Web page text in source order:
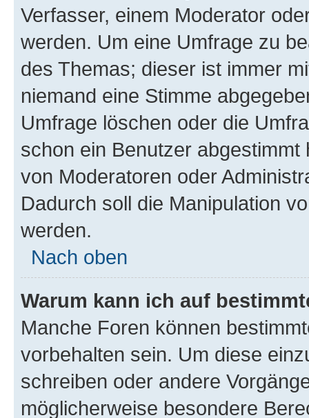
Verfasser, einem Moderator
werden. Um eine Umfrage zu
des Themas; dieser ist immer
niemand eine Stimme
Umfrage löschen oder die
schon ein Benutzer
von Moderatoren oder
Dadurch soll die Manipulation
werden.
Nach oben
Warum kann ich auf
Manche Foren können
vorbehalten sein. Um diese
schreiben oder andere
möglicherweise besondere